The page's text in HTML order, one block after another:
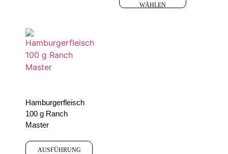
WÄHLEN
Hamburgerfleisch
100 g Ranch
Master
AUSFÜHRUNG